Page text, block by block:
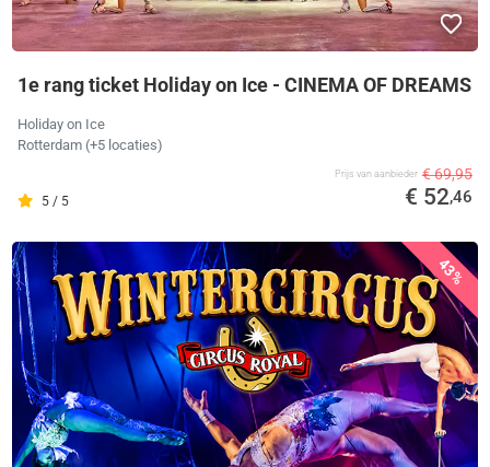
1e rang ticket Holiday on Ice - CINEMA OF DREAMS
Holiday on Ice
Rotterdam (+5 locaties)
5 / 5
Prijs van aanbieder € 69,95
€ 52,46
43%